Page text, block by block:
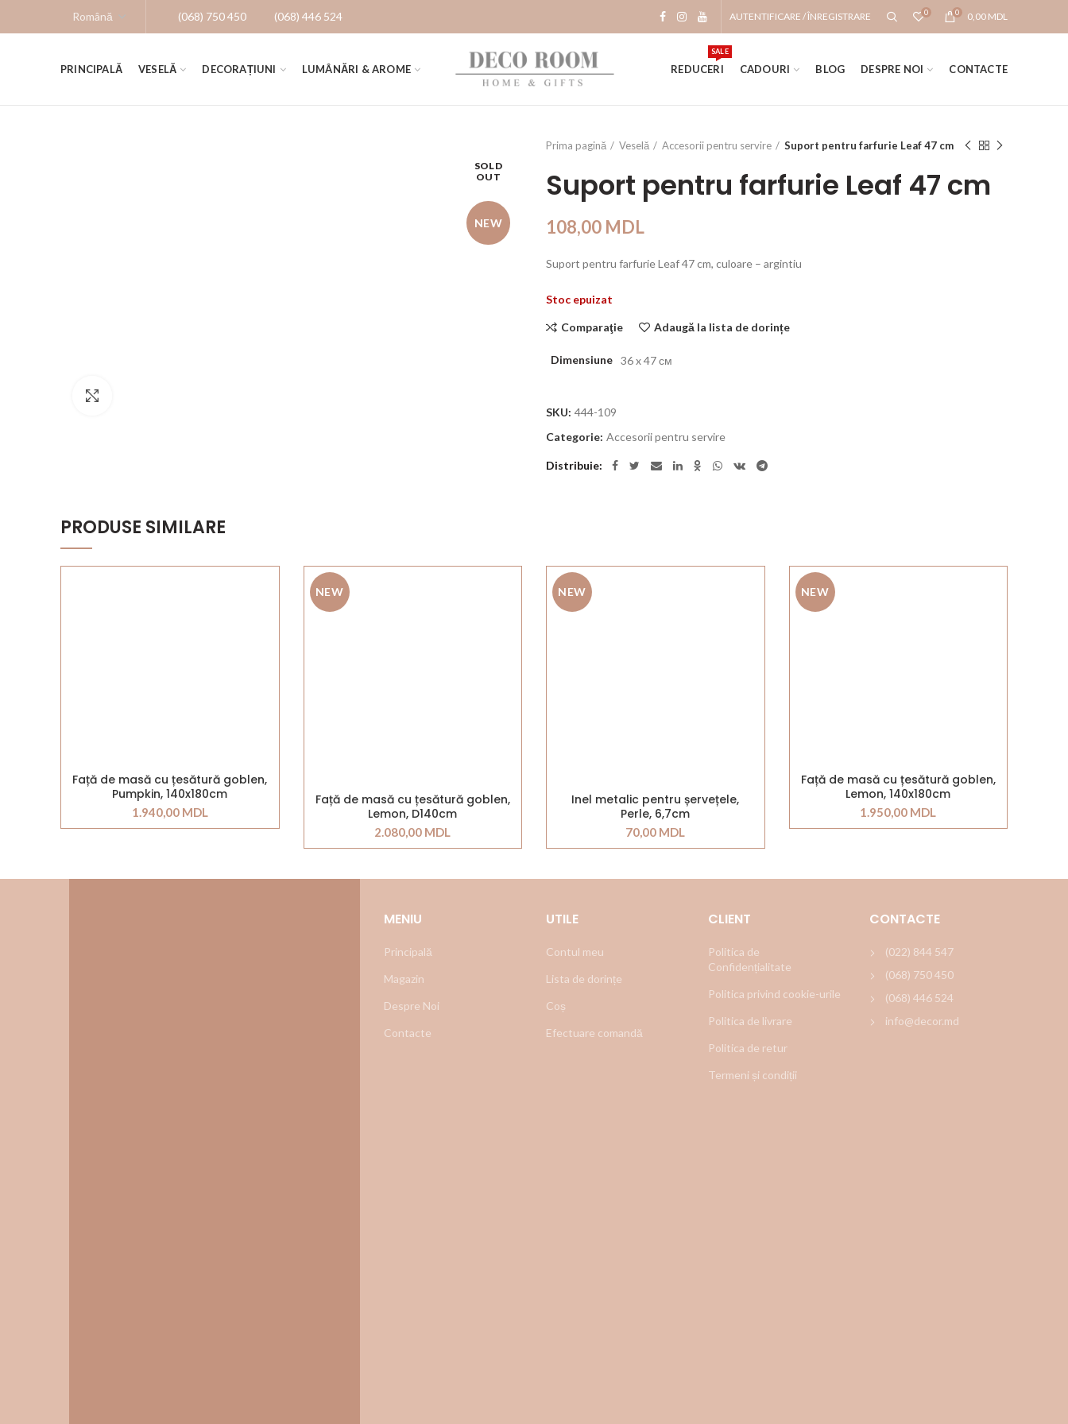
(068) 750 450 (068) 446 524 AUTENTIFICARE / ÎNREGISTRARE 0 0 0,00 MDL
PRINCIPALĂ VESELĂ DECORAȚIUNI LUMÂNĂRI & AROME REDUCERI
SALE
CADOURI BLOG DESPRE NOI CONTACTE
SOLD
OUT
NEW
Prima pagină Veselă Accesorii pentru servire Suport pentru farfurie Leaf 47 cm
Suport pentru farfurie Leaf 47 cm
108,00 MDL
Suport pentru farfurie Leaf 47 cm, culoare – argintiu
Stoc epuizat
Comparaţie Adaugă la lista de dorințe
Dimensiune 36 x 47 см
SKU: 444-109
Categorie: Accesorii pentru servire
Distribuie
PRODUSE SIMILARE
Față de masă cu țesătură goblen,
Pumpkin, 140x180cm
1.940,00 MDL
NEW
Față de masă cu țesătură goblen,
Lemon, D140cm
2.080,00 MDL
NEW
Inel metalic pentru șervețele,
Perle, 6,7cm
70,00 MDL
NEW
Față de masă cu țesătură goblen,
Lemon, 140x180cm
1.950,00 MDL
MENIU
Principală
Magazin
Despre Noi
Contacte
UTILE
Contul meu
Lista de dorințe
Coș
Efectuare comandă
CLIENT
Politica de
Confidențialitate
Politica privind cookie-urile
Politica de livrare
Politica de retur
Termeni și condiții
CONTACTE
(022) 844 547
(068) 750 450
(068) 446 524
info@decor.md